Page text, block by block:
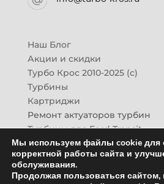
Наш Блог
Акции и скидки
Турбо Крос 2010-2025 (с)
Турбины
Картриджи
Ремонт актуаторов турбин
Турбины для Ford Transit
Турбины для Mazda CX-7
Картридж для ГАЗон-Next
Турбины HINO (Хино)
Мы используем файлы cookie для
корректной работы сайта и
обслуживания.
Продолжая пользоваться